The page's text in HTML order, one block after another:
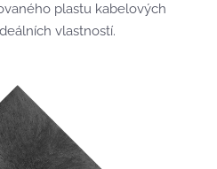
plastu kabelových
vlastností.